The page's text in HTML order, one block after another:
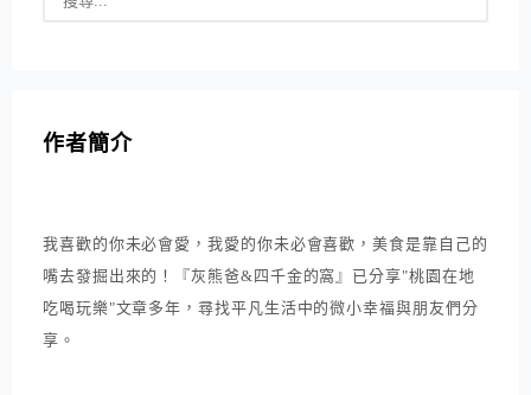
作者簡介
我喜歡的你未必會愛，我愛的你未必會喜歡，美食是靠自己的
嘴去發掘出來的！『灰熊爸&四千金的窩』已分享"桃園在地
吃喝玩樂"文章多年，尋找平凡生活中的微小幸福與朋友們分
享。